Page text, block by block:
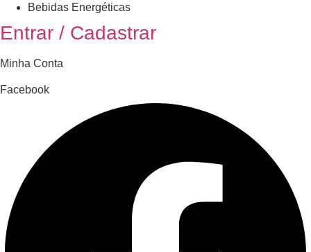
Bebidas Energéticas
Entrar / Cadastrar
Minha Conta
Facebook